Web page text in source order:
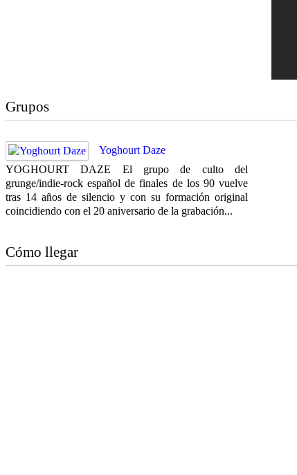
Grupos
Yoghourt Daze
YOGHOURT DAZE El grupo de culto del
grunge/indie-rock español de finales de los 90 vuelve
tras 14 años de silencio y con su formación original
coincidiendo con el 20 aniversario de la grabación...
Cómo llegar